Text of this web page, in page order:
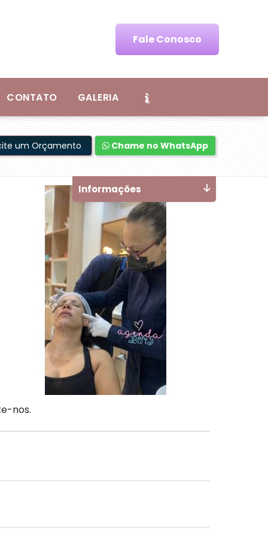
Fale Conosco
CONTATO GALERIA
um Orçamento Chame no WhatsApp
nos.
Informações